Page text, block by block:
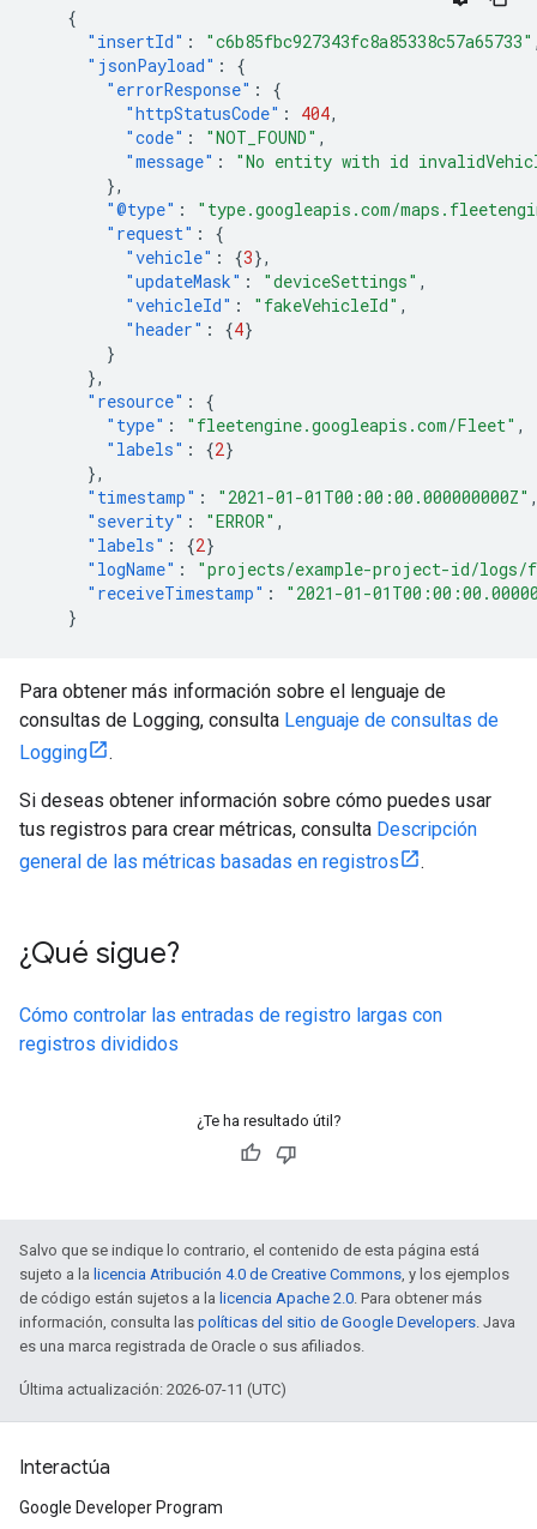
{
"insertId" : "c6b85fbc927343fc8a85338c57a65733"
"jsonPayload" :
{
"errorResponse" :
{
"httpStatusCode" : 404,
"code" : "NOT_FOUND" ,
"message" :
"No entity with id
},
"@type" :
"type.googleapis.com/
"request" :
{
"vehicle" : {3},
"updateMask" : "deviceSettings" ,
"vehicleId" : "fakeVehicleId" ,
"header" : {4}
}
},
"resource" :
{
"type" : "fleetengine.googleapis.com/Fleet" ,
"labels" : {2}
},
"timestamp" : "2021-01-01T00:00:00.000000000Z"
"severity" : "ERROR" ,
"labels" : {2}
"logName" :
"projects/example-project-id/logs/
"receiveTimestamp" :
"2021-01-
}
Para obtener más información sobre el lenguaje de
consultas de Logging, consulta Lenguaje de consultas de
Logging
.
Si deseas obtener información sobre cómo puedes usar
tus registros para crear métricas, consulta Descripción
general de las métricas basadas en registros
.
¿Qué sigue?
Cómo controlar las entradas de registro largas con
registros divididos
¿Te ha resultado útil?
Salvo que se indique lo contrario, el contenido de esta página está
sujeto a la licencia Atribución 4.0 de Creative Commons, y los ejemplos
de código están sujetos a la licencia Apache 2.0. Para obtener más
información, consulta las políticas del sitio de Google Developers. Java
es una marca registrada de Oracle o sus afiliados.
Última actualización: 2026-07-11 (UTC)
Interactúa
Google Developer Program